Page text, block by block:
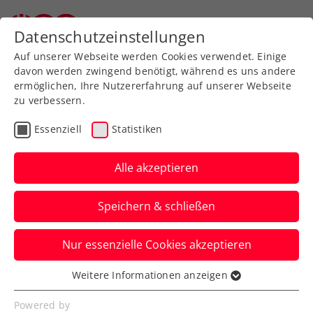
Zurück zur Newsübersicht
Davis Cup
Kartenvorverkauf für
Davis Cup Österreich
gegen Türkei gestartet
Die Tickets für den Länderkampf am
13./14. September 2024 in Bad
Waltersdorf sind bei Ö-Ticket erhältlich.
Verfasst von: Manuel Wachta, 29.05.2024
Datenschutzeinstellungen
Auf unserer Webseite werden Cookies verwendet. Einige
davon werden zwingend benötigt, während es uns andere
ermöglichen, Ihre Nutzererfahrung auf unserer Webseite
zu verbessern.
Essenziell Statistiken
Alle akzeptieren
Speichern & schließen
Nur essenzielle Cookies akzeptieren
Essenziell
Essenzielle Cookies werden für grundlegende
Weitere Informationen anzeigen
Powered by